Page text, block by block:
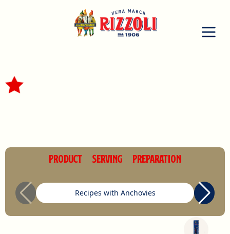
PRODUCT SERVING PREPARATION
Recipes with Anchovies